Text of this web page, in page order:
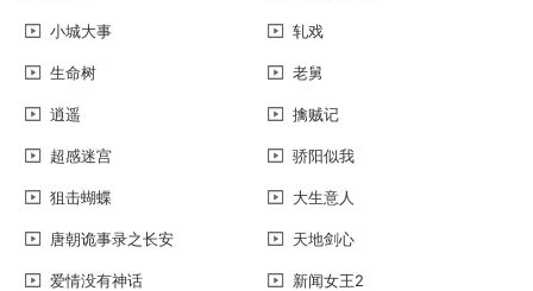
小城大事 轧戏
生命树 老舅
逍遥 擒贼记
超感迷宫 骄阳似我
狙击蝴蝶 大生意人
唐朝诡事录之长安 天地剑心
爱情没有神话 新闻女王2